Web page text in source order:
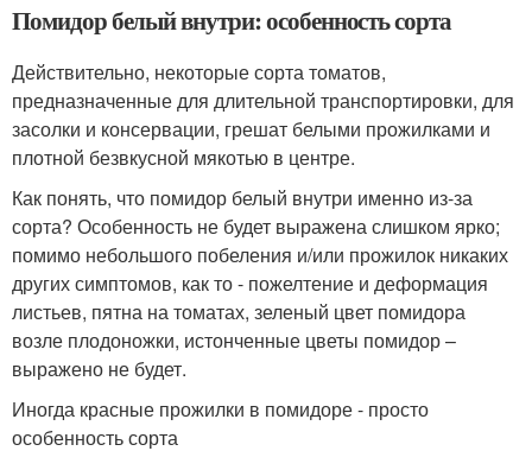
Помидор белый внутри: особенность сорта
Действительно, некоторые сорта томатов,
предназначенные для длительной транспортировки, для
засолки и консервации, грешат белыми прожилками и
плотной безвкусной мякотью в центре.
Как понять, что помидор белый внутри именно из-за
сорта? Особенность не будет выражена слишком ярко;
помимо небольшого побеления и/или прожилок никаких
других симптомов, как то - пожелтение и деформация
листьев, пятна на томатах, зеленый цвет помидора
возле плодоножки, истонченные цветы помидор –
выражено не будет.
Иногда красные прожилки в помидоре - просто
особенность сорта